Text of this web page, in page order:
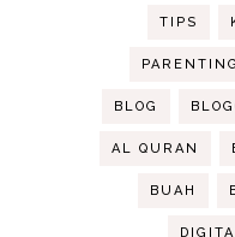
TIPS
PARENTING
BLOG
AL QURAN
BUAH